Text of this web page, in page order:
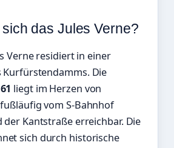
das Jules Verne?
Verne residiert in einer
Kurfürstendamms. Die
liegt im Herzen von
vom S-Bahnhof
der Kantstraße erreichbar. Die
sich durch historische